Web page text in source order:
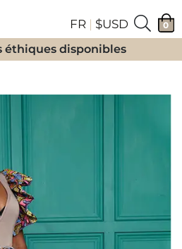
FR | $USD 0
éthiques disponibles